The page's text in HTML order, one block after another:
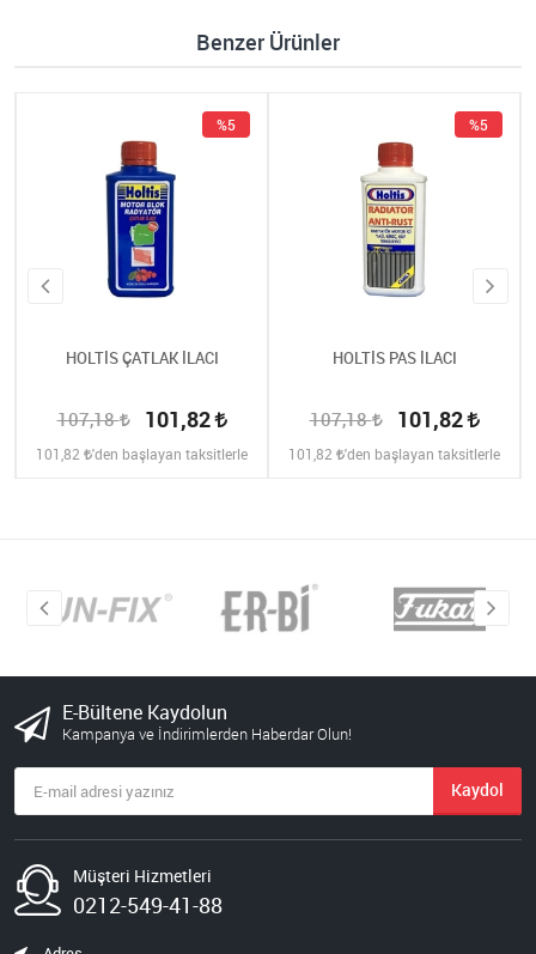
Benzer Ürünler
HOLTİS ÇATLAK İLACI
107,18 101,82
%5
101,82 'den başlayan taksitlerle
HOLTİS PAS İLACI
107,18 101,82
%5
101,82 'den başlayan taksitlerle
E-Bültene Kaydolun
Kampanya ve İndirimlerden Haberdar Olun!
Kaydol
Müşteri Hizmetleri
0212-549-41-88